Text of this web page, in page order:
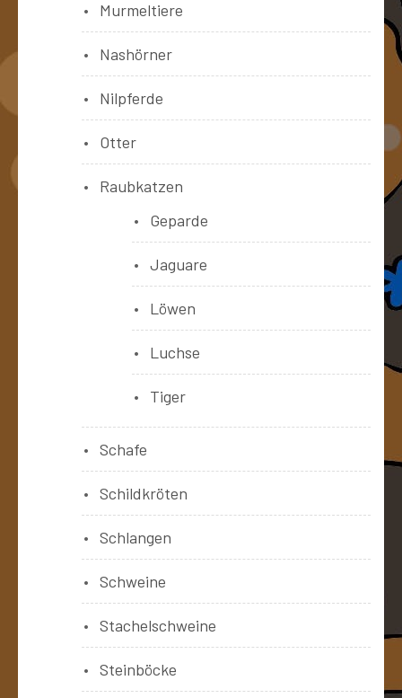
Murmeltiere
Nashörner
Nilpferde
Otter
Raubkatzen
Geparde
Jaguare
Löwen
Luchse
Tiger
Schafe
Schildkröten
Schlangen
Schweine
Stachelschweine
Steinböcke